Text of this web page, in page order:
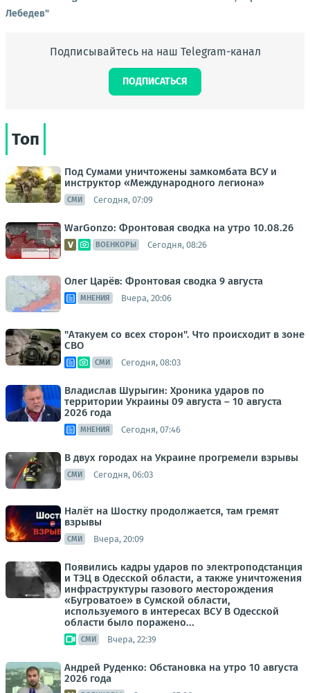
Лебедев"
Подписывайтесь на наш Telegram-канал
ПОДПИСАТЬСЯ
Топ
Под Сумами уничтожены замкомбата ВСУ и
инструктор «Международного легиона»
СМИ Сегодня, 07:09
WarGonzo: Фронтовая сводка на утро 10.08.26
ВОЕНКОРЫ Сегодня, 08:26
Олег Царёв: Фронтовая сводка 9 августа
МНЕНИЯ Вчера, 20:06
"Атакуем со всех сторон". Что происходит в зоне
СВО
СМИ Сегодня, 08:03
Владислав Шурыгин: Хроника ударов по
территории Украины 09 августа – 10 августа
2026 года
МНЕНИЯ Сегодня, 07:46
В двух городах на Украине прогремели взрывы
СМИ Сегодня, 06:03
Налёт на Шостку продолжается, там гремят
взрывы
СМИ Вчера, 20:09
Появились кадры ударов по электроподстанция
и ТЭЦ в Одесской области, а также уничтожения
инфраструктуры газового месторождения
«Бугроватое» в Сумской области,
используемого в интересах ВСУ В Одесской
области было поражено...
СМИ Вчера, 22:39
Андрей Руденко: Обстановка на утро 10 августа
2026 года